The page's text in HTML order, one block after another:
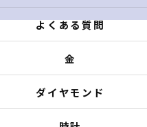
よくある質問
金
ダイヤモンド